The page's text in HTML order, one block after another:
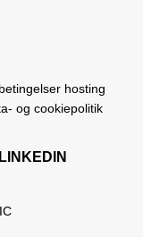
hosting
og cookiepolitik
LINKEDIN